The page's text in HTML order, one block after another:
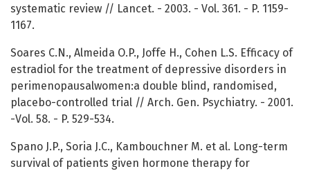
systematic review // Lancet. - 2003. - Vol. 361. - P. 1159-
1167.
Soares C.N., Almeida O.P., Joffe H., Cohen L.S. Efficacy of
estradiol for the treatment of depressive disorders in
perimenopausalwomen:a double blind, randomised,
placebo-controlled trial // Arch. Gen. Psychiatry. - 2001.
-Vol. 58. - P. 529-534.
Spano J.P., Soria J.C., Kambouchner M. et al. Long-term
survival of patients given hormone therapy for